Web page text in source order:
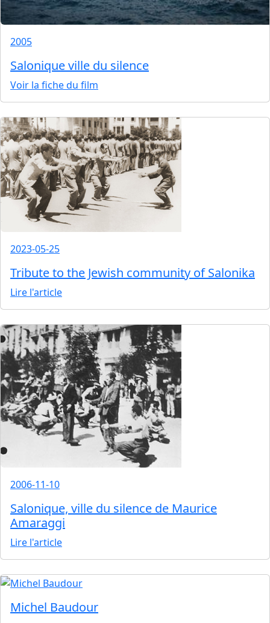
2005
Salonique ville du silence
Voir la fiche du film
2023-05-25
Tribute to the Jewish community of Salonika
Lire l'article
2006-11-10
Salonique, ville du silence de Maurice
Amaraggi
Lire l'article
Michel Baudour